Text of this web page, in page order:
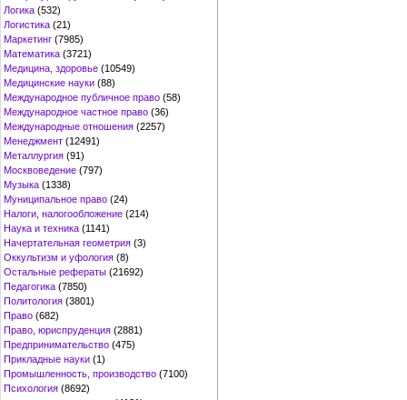
Логика (532)
Логистика (21)
Маркетинг (7985)
Математика (3721)
Медицина, здоровье (10549)
Медицинские науки (88)
Международное публичное право (58)
Международное частное право (36)
Международные отношения (2257)
Менеджмент (12491)
Металлургия (91)
Москвоведение (797)
Музыка (1338)
Муниципальное право (24)
Налоги, налогообложение (214)
Наука и техника (1141)
Начертательная геометрия (3)
Оккультизм и уфология (8)
Остальные рефераты (21692)
Педагогика (7850)
Политология (3801)
Право (682)
Право, юриспруденция (2881)
Предпринимательство (475)
Прикладные науки (1)
Промышленность, производство (7100)
Психология (8692)